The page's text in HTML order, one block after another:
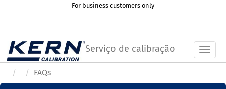
For business customers only
Serviço de calibração
FAQs